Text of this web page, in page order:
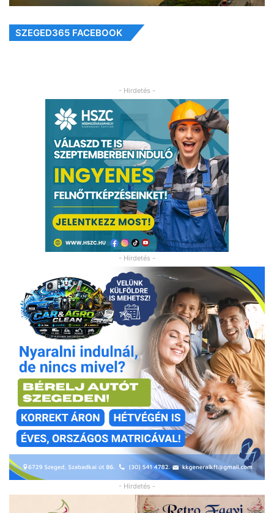
SZEGED365 FACEBOOK
- Hirdetés -
- Hirdetés -
- Hirdetés -